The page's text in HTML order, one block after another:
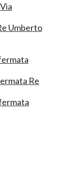
Umberto
Re